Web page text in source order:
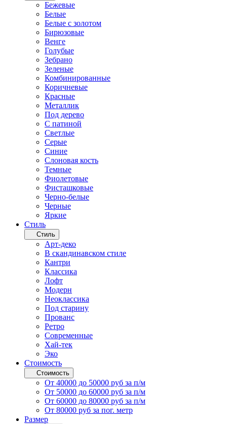
Бежевые
Белые
Белые с золотом
Бирюзовые
Венге
Голубые
Зебрано
Зеленые
Комбинированные
Коричневые
Красные
Металлик
Под дерево
С патиной
Светлые
Серые
Синие
Слоновая кость
Темные
Фиолетовые
Фисташковые
Черно-белые
Черные
Яркие
Стиль
Стиль
Арт-деко
В скандинавском стиле
Кантри
Классика
Лофт
Модерн
Неоклассика
Под старину
Прованс
Ретро
Современные
Хай-тек
Эко
Стоимость
Стоимость
От 40000 до 50000 руб за п/м
От 50000 до 60000 руб за п/м
От 60000 до 80000 руб за п/м
От 80000 руб за пог. метр
Размер